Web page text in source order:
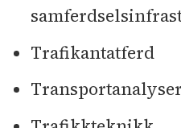
Trafikantatferd
Transportanalyser